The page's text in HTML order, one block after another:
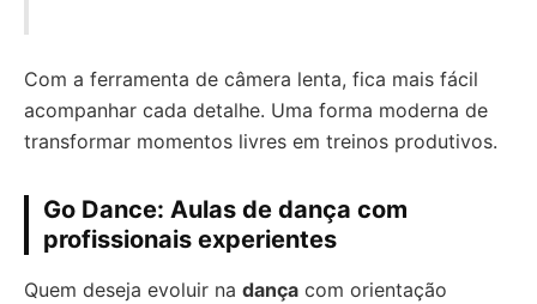
Com a ferramenta de câmera lenta, fica mais fácil
acompanhar cada detalhe. Uma forma moderna de
transformar momentos livres em treinos produtivos.
Go Dance: Aulas de dança com
profissionais experientes
Quem deseja evoluir na dança com orientação